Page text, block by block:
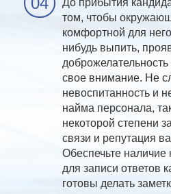
том, чтобы
комфортной для
нибудь выпить,
свое внимание. Не
невоспитанность и
найма персонала,
некоторой степени
связи и репутация
Обеспечьте
для записи ответов
готовы делать